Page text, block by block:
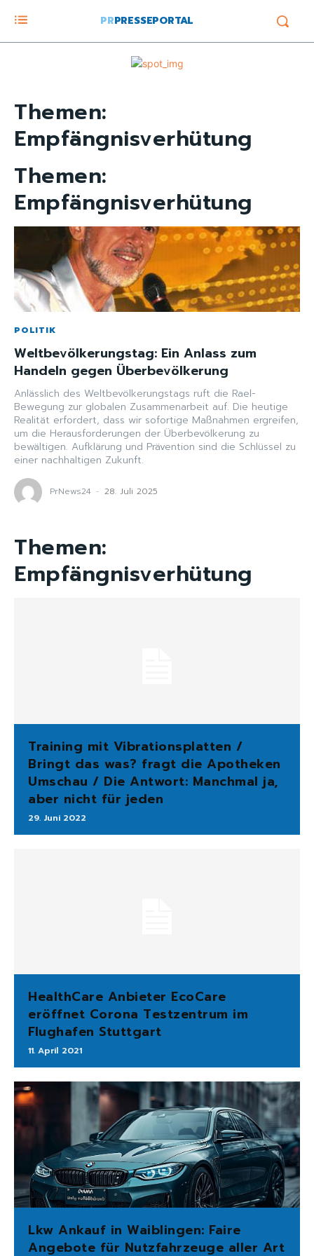
PRPRESSEPORTAL
Themen:
Empfängnisverhütung
Themen:
Empfängnisverhütung
POLITIK
Weltbevölkerungstag: Ein Anlass zum
Handeln gegen Überbevölkerung
Anlässlich des Weltbevölkerungstags ruft die Rael-
Bewegung zur globalen Zusammenarbeit auf. Die heutige
Realität erfordert, dass wir sofortige Maßnahmen ergreifen,
um die Herausforderungen der Überbevölkerung zu
bewältigen. Aufklärung und Prävention sind die Schlüssel zu
einer nachhaltigen Zukunft.
PrNews24 - 28. Juli 2025
Themen:
Empfängnisverhütung
Training mit Vibrationsplatten /
Bringt das was? fragt die Apotheken
Umschau / Die Antwort: Manchmal ja,
aber nicht für jeden
29. Juni 2022
HealthCare Anbieter EcoCare
eröffnet Corona Testzentrum im
Flughafen Stuttgart
11. April 2021
Lkw Ankauf in Waiblingen: Faire
Angebote für Nutzfahrzeuge aller Art